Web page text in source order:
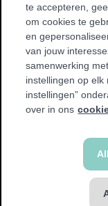
Vind
een
jou
de
buurt
te accepteren,
om cookies te
en
van jouw
samenwerking
instellingen op elk
instellingen”
over in ons